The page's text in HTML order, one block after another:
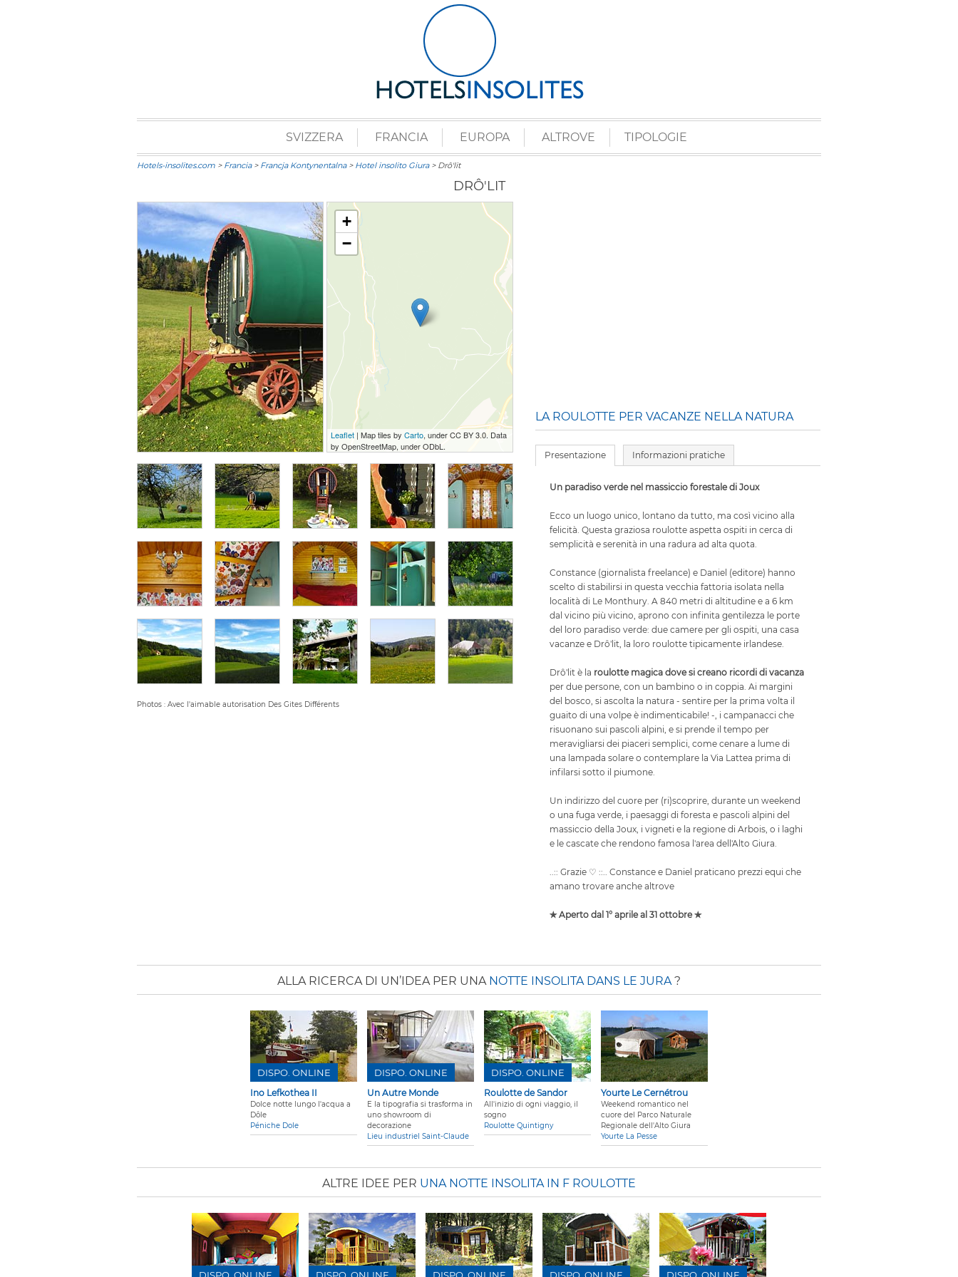
SVIZZERA FRANCIA EUROPA ALTROVE TIPOLOGIE
Hotels-insolites.com > Francia> Francja Kontynentalna> Hotel insolito Giura> Drô'lit
DRÔ'LIT
+
−
Leaflet | Map tiles by Carto, under CC BY 3.0. Data
by OpenStreetMap, under ODbL.
Photos : Avec l'aimable autorisation Des Gites Différents
LA ROULOTTE PER VACANZE NELLA NATURA
Presentazione Informazioni pratiche
Un paradiso verde nel massiccio forestale di Joux
Ecco un luogo unico, lontano da tutto, ma così vicino alla
felicità. Questa graziosa roulotte aspetta ospiti in cerca di
semplicità e serenità in una radura ad alta quota.
Constance (giornalista freelance) e Daniel (editore) hanno
scelto di stabilirsi in questa vecchia fattoria isolata nella
località di Le Monthury. A 840 metri di altitudine e a 6 km
dal vicino più vicino, aprono con infinita gentilezza le porte
del loro paradiso verde: due camere per gli ospiti, una casa
vacanze e Drô'lit, la loro roulotte tipicamente irlandese.
Drô'lit è la roulotte magica dove si creano ricordi di vacanza
per due persone, con un bambino o in coppia. Ai margini
del bosco, si ascolta la natura - sentire per la prima volta il
guaito di una volpe è indimenticabile! -, i campanacci che
risuonano sui pascoli alpini, e si prende il tempo per
meravigliarsi dei piaceri semplici, come cenare a lume di
una lampada solare o contemplare la Via Lattea prima di
infilarsi sotto il piumone.
Un indirizzo del cuore per (ri)scoprire, durante un weekend
o una fuga verde, i paesaggi di foresta e pascoli alpini del
massiccio della Joux, i vigneti e la regione di Arbois, o i laghi
e le cascate che rendono famosa l'area dell'Alto Giura.
..:: Grazie ♡ ::.. Constance e Daniel praticano prezzi equi che
amano trovare anche altrove
✯ Aperto dal 1° aprile al 31 ottobre ✯
ALLA RICERCA DI UN’IDEA PER UNA NOTTE INSOLITA DANS LE JURA?
Ino Lefkothea II
Dolce notte lungo l'acqua a
Dôle
Péniche Dole
DISPO. ONLINE
Un Autre Monde
E la tipografia si trasforma in
uno showroom di
decorazione
Lieu industriel Saint-Claude
DISPO. ONLINE
Roulotte de Sandor
All'inizio di ogni viaggio, il
sogno
Roulotte Quintigny
DISPO. ONLINE
Yourte Le Cernétrou
Weekend romantico nel
cuore del Parco Naturale
Regionale dell'Alto Giura
Yourte La Pesse
ALTRE IDEE PER UNA NOTTE INSOLITA IN F ROULOTTE